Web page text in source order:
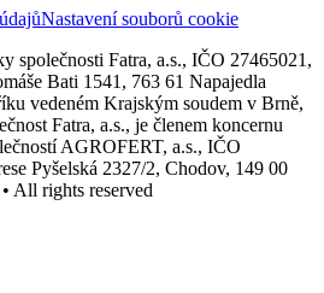
Nastavení souborů cookie
společnosti Fatra, a.s., IČO 27465021,
Bati 1541, 763 61 Napajedla
vedeném Krajským soudem v Brně,
Fatra, a.s., je členem koncernu
AGROFERT, a.s., IČO
Pyšelská 2327/2, Chodov, 149 00
All rights reserved